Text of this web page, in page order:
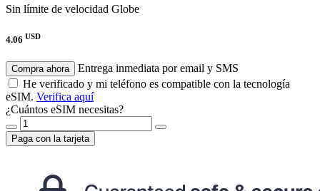
Sin límite de velocidad Globe
4.06 USD
Compra ahora
Entrega inmediata por email y SMS
He verificado y mi teléfono es compatible con la tecnología
eSIM. Verifica aquí
¿Cuántos eSIM necesitas?
Paga con la tarjeta